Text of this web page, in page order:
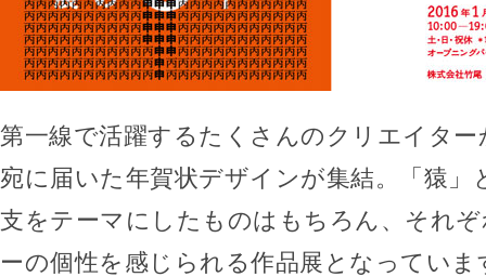
第一線で活躍するたくさんのクリエイター
宛に届いた年賀状デザインが集結。「猿」
支をテーマにしたものはもちろん、それ
ーの個性を感じられる作品展となっていま